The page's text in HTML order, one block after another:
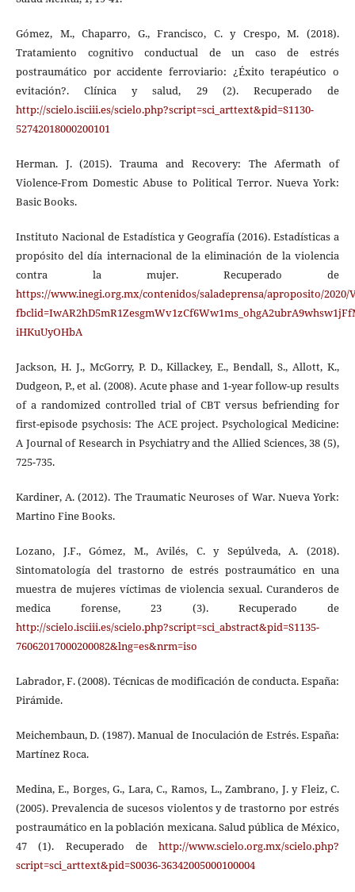
Gómez, M., Chaparro, G., Francisco, C. y Crespo, M. (2018).
Tratamiento cognitivo conductual de un caso de estrés
postraumático por accidente ferroviario: ¿Éxito terapéutico o
evitación?. Clínica y salud, 29 (2). Recuperado de
http://scielo.isciii.es/scielo.php?script=sci_arttext&pid=S1130-
52742018000200101
Herman. J. (2015). Trauma and Recovery: The Afermath of
Violence-From Domestic Abuse to Political Terror. Nueva York:
Basic Books.
Instituto Nacional de Estadística y Geografía (2016). Estadísticas a
propósito del día internacional de la eliminación de la violencia
contra la mujer. Recuperado de
https://www.inegi.org.mx/contenidos/saladeprensa/aproposito/2020/
iHKuUyOHbA
Jackson, H. J., McGorry, P. D., Killackey, E., Bendall, S., Allott, K.,
Dudgeon, P., et al. (2008). Acute phase and 1-year follow-up results
of a randomized controlled trial of CBT versus befriending for
first-episode psychosis: The ACE project. Psychological Medicine:
A Journal of Research in Psychiatry and the Allied Sciences, 38 (5),
725-735.
Kardiner, A. (2012). The Traumatic Neuroses of War. Nueva York:
Martino Fine Books.
Lozano, J.F., Gómez, M., Avilés, C. y Sepúlveda, A. (2018).
Sintomatología del trastorno de estrés postraumático en una
muestra de mujeres víctimas de violencia sexual. Curanderos de
medica forense, 23 (3). Recuperado de
http://scielo.isciii.es/scielo.php?script=sci_abstract&pid=S1135-
76062017000200082&lng=es&nrm=iso
Labrador, F. (2008). Técnicas de modificación de conducta. España:
Pirámide.
Meichembaun, D. (1987). Manual de Inoculación de Estrés. España:
Martínez Roca.
Medina, E., Borges, G., Lara, C., Ramos, L., Zambrano, J. y Fleiz, C.
(2005). Prevalencia de sucesos violentos y de trastorno por estrés
postraumático en la población mexicana. Salud pública de México,
47 (1). Recuperado dehttp://www.scielo.org.mx/scielo.php?
script=sci_arttext&pid=S0036-36342005000100004